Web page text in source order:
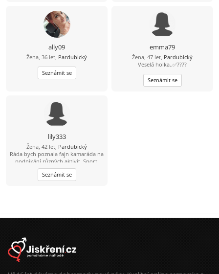
ally09
Žena, 36 let, Pardubický
Seznámit se
emma79
Žena, 47 let, Pardubický
Veselá holka..✅????
Seznámit se
lily333
Žena, 42 let, Pardubický
Ráda bych poznala fajn kamaráda na
podnikání různých aktivit. Sport,
výlety, posezení a povídání, kulturní
akce-párty, koncerty, kino, divadlo…
atd. A koukám, že je to tu taková
Seznámit se